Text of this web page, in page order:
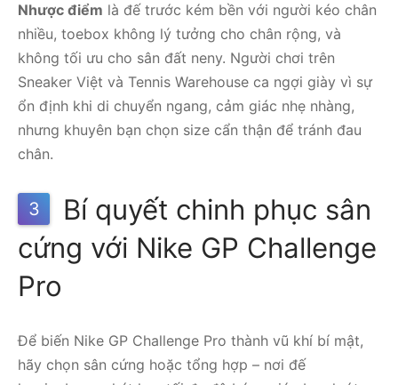
Nhược điểm là đế trước kém bền với người kéo chân
nhiều, toebox không lý tưởng cho chân rộng, và
không tối ưu cho sân đất neny. Người chơi trên
Sneaker Việt và Tennis Warehouse ca ngợi giày vì sự
ổn định khi di chuyển ngang, cảm giác nhẹ nhàng,
nhưng khuyên bạn chọn size cẩn thận để tránh đau
chân.
3
Bí quyết chinh phục sân
cứng với Nike GP Challenge
Pro
Để biến Nike GP Challenge Pro thành vũ khí bí mật,
hãy chọn sân cứng hoặc tổng hợp – nơi đế